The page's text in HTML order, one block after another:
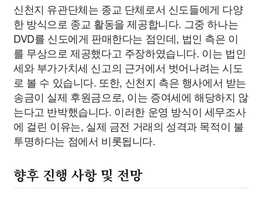
신천지 유관단체는 종교 단체로서 신도들에게 다양
한 방식으로 종교 활동을 제공합니다. 그중 하나는
DVD를 신도에게 판매한다는 점인데, 법인 측은 이
를 무상으로 제공했다고 주장하였습니다. 이는 법인
세와 부가가치세 신고의 근거에서 벗어나려는 시도
로 볼 수 있습니다. 또한, 신천지 측은 행사에서 받는
송금이 실제 후원금으로, 이는 증여세에 해당하지 않
는다고 반박했습니다. 이러한 운영 방식이 세무조사
에 걸린 이유는, 실제 금전 거래의 성격과 목적이 불
투명하다는 점에서 비롯됩니다.
향후 진행 사항 및 전망